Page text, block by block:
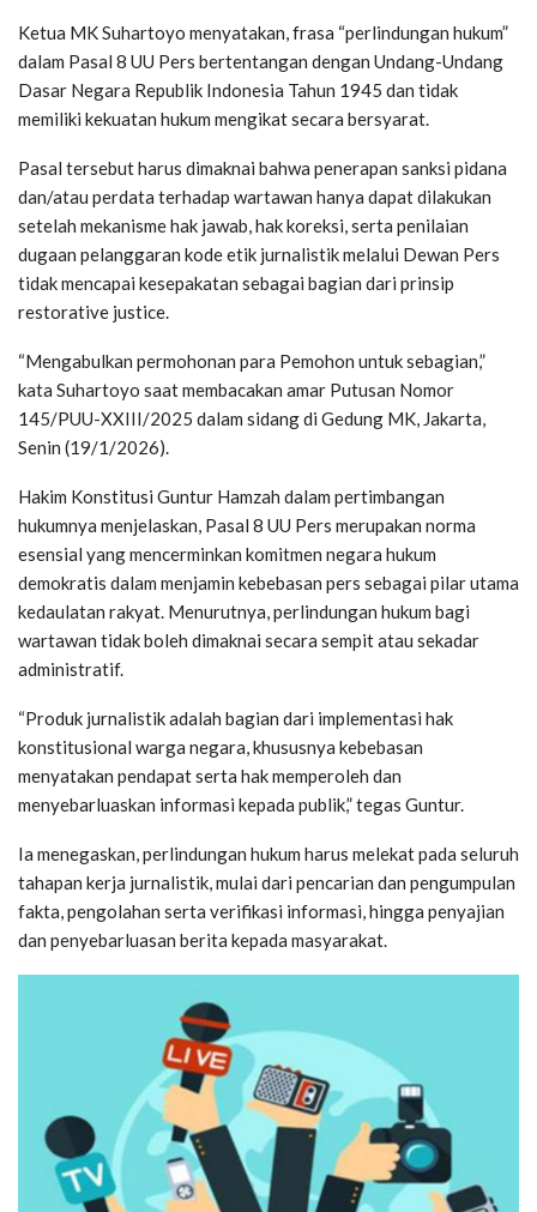
Ketua MK Suhartoyo menyatakan, frasa “perlindungan hukum”
dalam Pasal 8 UU Pers bertentangan dengan Undang-Undang
Dasar Negara Republik Indonesia Tahun 1945 dan tidak
memiliki kekuatan hukum mengikat secara bersyarat.
Pasal tersebut harus dimaknai bahwa penerapan sanksi pidana
dan/atau perdata terhadap wartawan hanya dapat dilakukan
setelah mekanisme hak jawab, hak koreksi, serta penilaian
dugaan pelanggaran kode etik jurnalistik melalui Dewan Pers
tidak mencapai kesepakatan sebagai bagian dari prinsip
restorative justice.
“Mengabulkan permohonan para Pemohon untuk sebagian,”
kata Suhartoyo saat membacakan amar Putusan Nomor
145/PUU-XXIII/2025 dalam sidang di Gedung MK, Jakarta,
Senin (19/1/2026).
Hakim Konstitusi Guntur Hamzah dalam pertimbangan
hukumnya menjelaskan, Pasal 8 UU Pers merupakan norma
esensial yang mencerminkan komitmen negara hukum
demokratis dalam menjamin kebebasan pers sebagai pilar utama
kedaulatan rakyat. Menurutnya, perlindungan hukum bagi
wartawan tidak boleh dimaknai secara sempit atau sekadar
administratif.
“Produk jurnalistik adalah bagian dari implementasi hak
konstitusional warga negara, khususnya kebebasan
menyatakan pendapat serta hak memperoleh dan
menyebarluaskan informasi kepada publik,” tegas Guntur.
Ia menegaskan, perlindungan hukum harus melekat pada seluruh
tahapan kerja jurnalistik, mulai dari pencarian dan pengumpulan
fakta, pengolahan serta verifikasi informasi, hingga penyajian
dan penyebarluasan berita kepada masyarakat.